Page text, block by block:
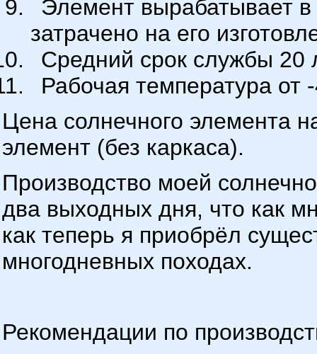
Элемент вырабатывает
затрачено на его
Средний срок службы 20
Рабочая температура от
Цена солнечного элемента
элемент (без каркаса).
Производство моей
два выходных дня, что как
как теперь я приобрёл
многодневных походах.
Рекомендации по